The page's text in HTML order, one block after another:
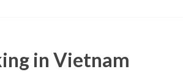
in Vietnam